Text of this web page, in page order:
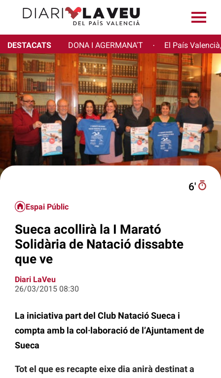
DESTACATS DONA I AGERMANA'T · El País
6′
Espai Públic
Sueca acollirà la I Marató
Solidària de Natació dissabte
que ve
Diari LaVeu
26/03/2015 08:30
La iniciativa part del Club Natació Sueca i
compta amb la col·laboració de l’Ajuntament de
Sueca
Tot el que es recapte eixe dia anirà destinat a